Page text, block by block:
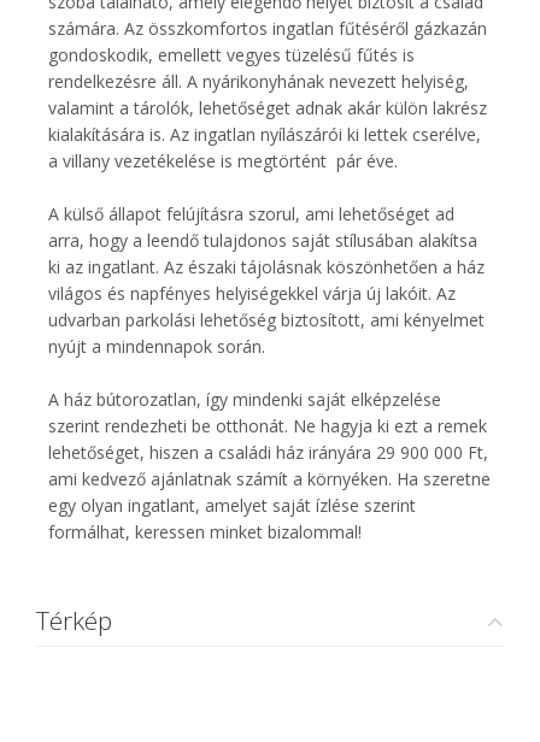
számára. Az összkomfortos ingatlan fűtéséről gázkazán
gondoskodik, emellett vegyes tüzelésű fűtés is
rendelkezésre áll. A nyárikonyhának nevezett helyiség,
valamint a tárolók, lehetőséget adnak akár külön lakrész
kialakítására is. Az ingatlan nyílászárói ki lettek cserélve,
a villany vezetékelése is megtörtént pár éve.
A külső állapot felújításra szorul, ami lehetőséget ad
arra, hogy a leendő tulajdonos saját stílusában alakítsa
ki az ingatlant. Az északi tájolásnak köszönhetően a ház
világos és napfényes helyiségekkel várja új lakóit. Az
udvarban parkolási lehetőség biztosított, ami kényelmet
nyújt a mindennapok során.
A ház bútorozatlan, így mindenki saját elképzelése
szerint rendezheti be otthonát. Ne hagyja ki ezt a remek
lehetőséget, hiszen a családi ház irányára 29 900 000 Ft,
ami kedvező ajánlatnak számít a környéken. Ha szeretne
egy olyan ingatlant, amelyet saját ízlése szerint
formálhat, keressen minket bizalommal!
Térkép